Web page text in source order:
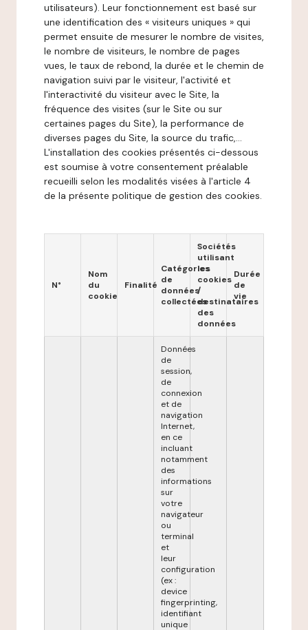
utilisateurs). Leur fonctionnement est basé sur
une identification des « visiteurs uniques » qui
permet ensuite de mesurer le nombre de visites,
le nombre de visiteurs, le nombre de pages
vues, le taux de rebond, la durée et le chemin de
navigation suivi par le visiteur, l'activité et
l'interactivité du visiteur avec le Site, la
fréquence des visites (sur le Site ou sur
certaines pages du Site), la performance de
diverses pages du Site, la source du trafic,...
L'installation des cookies présentés ci-dessous
est soumise à votre consentement préalable
recueilli selon les modalités visées à l'article 4
de la présente politique de gestion des cookies.
N°
Nom
du
cookie
Finalité
Catégories
de
données
collectées
Sociétés
utilisant
les
cookies
/
destinataires
des
données
Durée
de
vie
Données
de
session,
de
connexion
et de
navigation
Internet,
en ce
incluant
notamment
des
informations
sur
votre
navigateur
ou
terminal
et
leur
configuration
(ex :
device
fingerprinting,
identifiant
unique